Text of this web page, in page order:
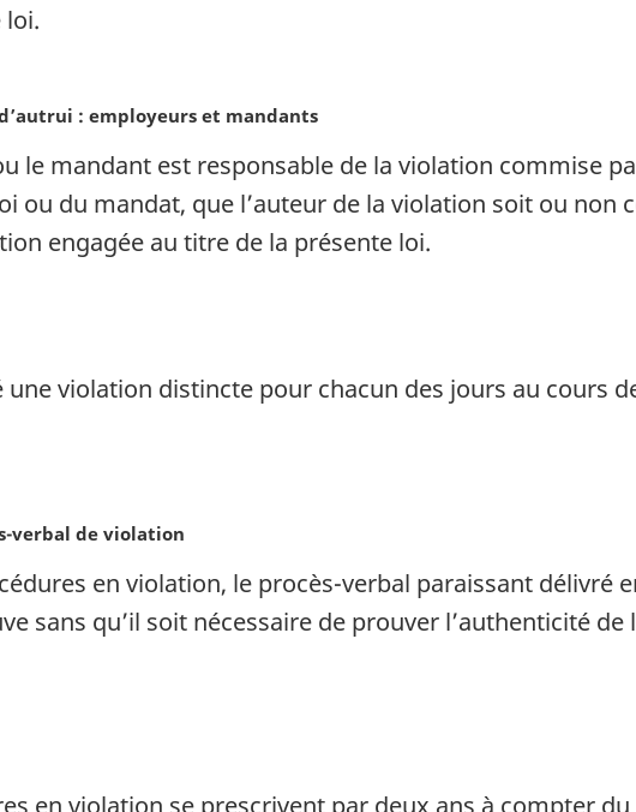
loi.
: employeurs et mandants
le mandant est responsable de la violation commise
ou du mandat, que l’auteur de la violation soit ou non
engagée au titre de la présente loi.
violation distincte pour chacun des jours au cours
verbal de violation
en violation, le procès-verbal paraissant délivré
sans qu’il soit nécessaire de prouver l’authenticité